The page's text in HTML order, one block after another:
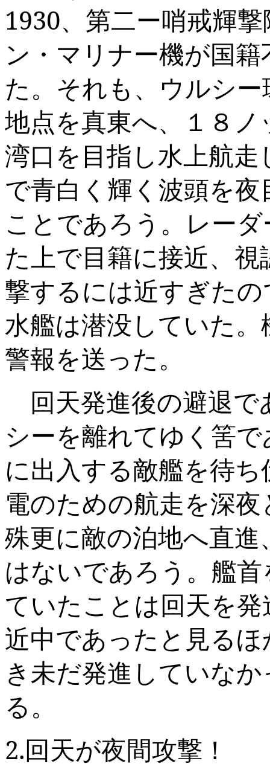
1930、第二ー哨戒輝
ン・マリナー機が国
た。それも、ウルシ
地点を真東へ、１８
湾口を目指し水上航
で青白く輝く波頭を
ことであろう。レー
た上で目籍に接近、
撃するには近すぎた
水艦は潜没していた
警報を送った。
回天発進後の避退で
シーを離れてゆく筈
に出入する敵艦を待
電のための航走を深
殊更に敵の泊地へ直
はないであろう。艦
ていたことは回天を
近中であったと見る
き未だ発進していな
る
2.回天が夜間攻撃！